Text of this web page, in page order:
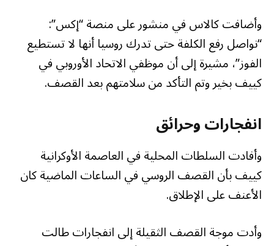
وأضافت كالاس في منشور على منصة “إكس”:
“نواصل رفع الكلفة حتى تدرك روسيا أنها لا تستطيع
الفوز”، مشيرة إلى أن موظفي الاتحاد الأوروبي في
كييف بخير وتم التأكد من سلامتهم بعد القصف.
انفجارات وحرائق
وأفادت السلطات المحلية في العاصمة الأوكرانية
كييف بأن القصف الروسي في الساعات الماضية كان
الأعنف على الإطلاق.
وأدت موجة القصف الثقيلة إلى انفجارات طالت